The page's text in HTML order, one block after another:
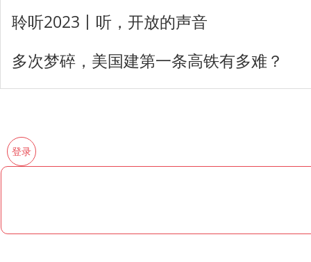
聆听2023丨听，开放的声音
多次梦碎，美国建第一条高铁有多难？
登录